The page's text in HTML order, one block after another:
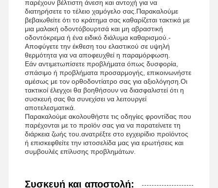
παρέχουν βέλτιστη άνεση και αντοχή για να
διατηρήσετε το τέλειο χαμόγελο σας.Παρακαλούμε
βεβαιωθείτε ότι το κράτημα σας καθαρίζεται τακτικά με
μια μαλακή οδοντόβουρτσά και μη αβραστική
οδοντόκρεμα ή ένα ειδικό διάλυμα καθαρισμού.-
Αποφύγετε την έκθεση του ελαστικού σε υψηλή
θερμότητα για να αποφευχθεί η παραμόρφωση.
Εάν αντιμετωπίσετε προβλήματα όπως δυσφορία,
σπάσιμο ή προβλήματα προσαρμογής, επικοινωνήστε
αμέσως με τον ορθοδοντίατρο σας για αξιολόγηση.Οι
τακτικοί έλεγχοι θα βοηθήσουν να διασφαλιστεί ότι η
συσκευή σας θα συνεχίσει να λειτουργεί
αποτελεσματικά.
Παρακαλούμε ακολουθήστε τις οδηγίες φροντίδας που
παρέχονται με το προϊόν σας για να παρατείνετε τη
διάρκεια ζωής του.ανατρέξτε στο εγχειρίδιο προϊόντος
ή επισκεφθείτε την ιστοσελίδα μας για ερωτήσεις και
συμβουλές επίλυσης προβλημάτων.
Συσκευή και αποστολή: